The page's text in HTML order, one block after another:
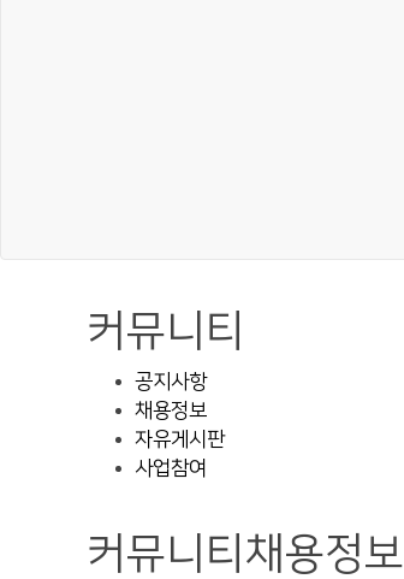
커뮤니티
공지사항
채용정보
자유게시판
사업참여
커뮤니티 채용정보